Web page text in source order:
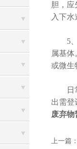
胆，
入下水
5、
属基
或微生
日常
出需登
废弃物
上一篇